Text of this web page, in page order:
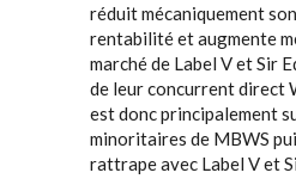
réduit mécaniquement
rentabilité et augmente
marché de Label V et Sir
de leur concurrent direct
est donc principalement
minoritaires de MBWS
rattrape avec Label V et